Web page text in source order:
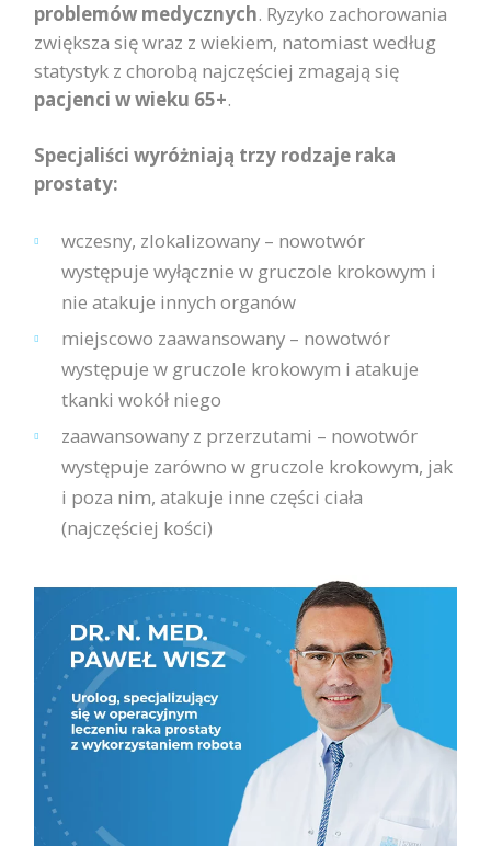
problemów medycznych. Ryzyko zachorowania
zwiększa się wraz z wiekiem, natomiast według
statystyk z chorobą najczęściej zmagają się
pacjenci w wieku 65+.
Specjaliści wyróżniają trzy rodzaje raka
prostaty:
wczesny, zlokalizowany – nowotwór
występuje wyłącznie w gruczole krokowym i
nie atakuje innych organów
miejscowo zaawansowany – nowotwór
występuje w gruczole krokowym i atakuje
tkanki wokół niego
zaawansowany z przerzutami – nowotwór
występuje zarówno w gruczole krokowym, jak
i poza nim, atakuje inne części ciała
(najczęściej kości)